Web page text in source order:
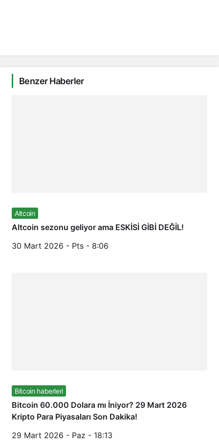
Benzer Haberler
Altcoin
Altcoin sezonu geliyor ama ESKİSİ GİBİ DEĞİL!
30 Mart 2026 - Pts - 8:06
Bitcoin haberleri
Bitcoin 60.000 Dolara mı İniyor? 29 Mart 2026
Kripto Para Piyasaları Son Dakika!
29 Mart 2026 - Paz - 18:13